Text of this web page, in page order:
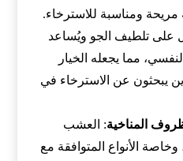
مريحة ومناسبة للاسترخاء.
على تلطيف الجو ويُساعد
مما يجعله الخيار
يبحثون عن الاسترخاء في
المناخية: العشب
الأنواع المتوافقة مع